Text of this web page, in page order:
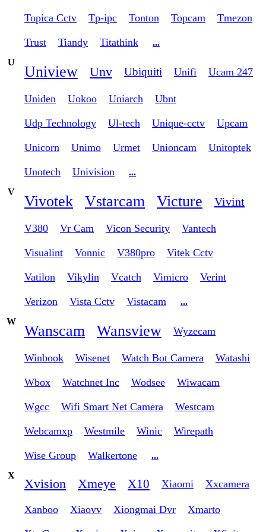
Topica Cctv Tp-ipc Tonton Topcam Tmezon
Trust Tiandy Titathink
...
U
Uniview Unv Ubiquiti Unifi Ucam 247
Uniden Uokoo Uniarch Ubnt
Udp Technology Ul-tech Unique-cctv Upcam
Unicorn Unimo Urmet Unioncam Unitoptek
Unotech Univision
...
V
Vivotek Vstarcam Victure Vivint
V380 Vr Cam Vicon Security Vantech
Visualint Vonnic V380pro Vitek Cctv
Vatilon Vikylin Vcatch Vimicro Verint
Verizon Vista Cctv Vistacam
...
W
Wanscam Wansview Wyzecam
Winbook Wisenet Watch Bot Camera Watashi
Wbox Watchnet Inc Wodsee Wiwacam
Wgcc Wifi Smart Net Camera Westcam
Webcamxp Westmile Winic Wirepath
Wise Group Walkertone
...
X
Xvision Xmeye X10 Xiaomi Xxcamera
Xanboo Xiaovv Xiongmai Dvr Xmarto